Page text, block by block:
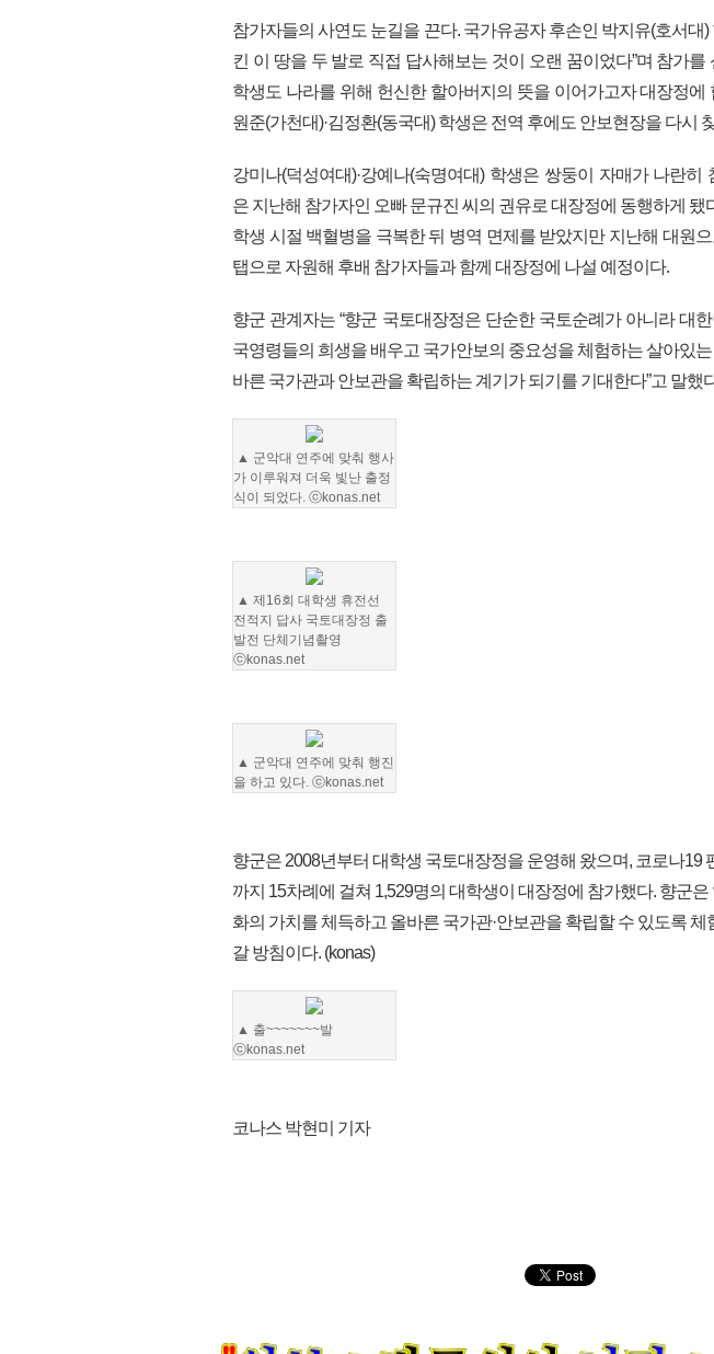
참가자들의 사연도 눈길을 끈다. 국가유공자 후손인 박지유(호서대)
킨 이 땅을 두 발로 직접 답사해보는 것이 오랜 꿈이었다”며 참가
학생도 나라를 위해 헌신한 할아버지의 뜻을 이어가고자 대장정에
원준(가천대)·김정환(동국대) 학생은 전역 후에도 안보현장을 다시
강미나(덕성여대)·강예나(숙명여대) 학생은 쌍둥이 자매가 나란히
은 지난해 참가자인 오빠 문규진 씨의 권유로 대장정에 동행하게 됐
학생 시절 백혈병을 극복한 뒤 병역 면제를 받았지만 지난해 대원
탭으로 자원해 후배 참가자들과 함께 대장정에 나설 예정이다.
향군 관계자는 “향군 국토대장정은 단순한 국토순례가 아니라 대
국영령들의 희생을 배우고 국가안보의 중요성을 체험하는 살아있
바른 국가관과 안보관을 확립하는 계기가 되기를 기대한다”고 말했
▲ 군악대 연주에 맞춰 행사
가 이루워져 더욱 빛난 출정
식이 되었다. ⓒkonas.net
▲ 제16회 대학생 휴전선
전적지 답사 국토대장정 출
발전 단체기념촬영
ⓒkonas.net
▲ 군악대 연주에 맞춰 행진
을 하고 있다. ⓒkonas.net
향군은 2008년부터 대학생 국토대장정을 운영해 왔으며, 코로나19
까지 15차례에 걸쳐 1,529명의 대학생이 대장정에 참가했다. 향군
화의 가치를 체득하고 올바른 국가관·안보관을 확립할 수 있도록
갈 방침이다. (konas)
▲ 출~~~~~~~발
ⓒkonas.net
코나스 박현미 기자